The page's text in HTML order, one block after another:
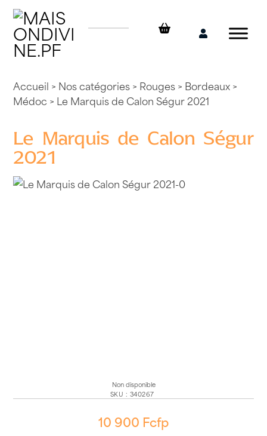
Skip
content
Mon
Accueil > Nos catégories> Rouges> Bordeaux>
Médoc > Le Marquis de Calon Ségur 2021
Le Marquis de Calon Ségur
2021
Non disponible
SKU : 340267
10 900 Fcfp